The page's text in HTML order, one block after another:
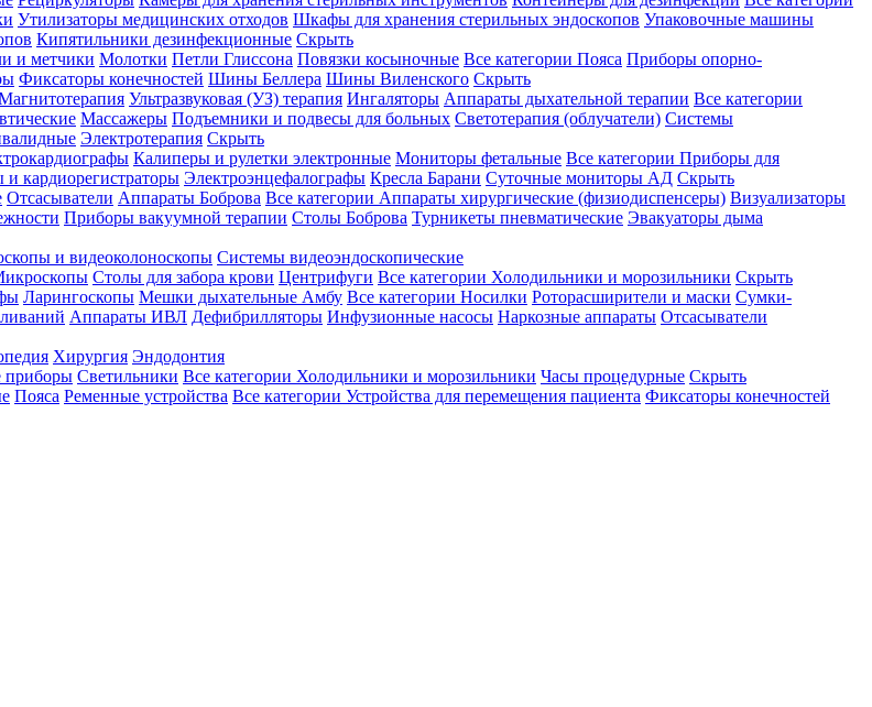
Утилизаторы медицинских отходов Шкафы для хранения стерильных эндоскопов Упаковочные машины
Кипятильники дезинфекционные Скрыть
и метчики Молотки Петли Глиссона Повязки косыночные Все категории Пояса Приборы опорно-
Фиксаторы конечностей Шины Беллера Шины Виленского Скрыть
Ультразвуковая (УЗ) терапия Ингаляторы Аппараты дыхательной терапии Все категории
Массажеры Подъемники и подвесы для больных Светотерапия (облучатели) Системы
Электротерапия Скрыть
Калиперы и рулетки электронные Мониторы фетальные Все категории Приборы для
и кардиорегистраторы Электроэнцефалографы Кресла Барани Суточные мониторы АД Скрыть
Отсасыватели Аппараты Боброва Все категории Аппараты хирургические (физиодиспенсеры) Визуализаторы
Приборы вакуумной терапии Столы Боброва Турникеты пневматические Эвакуаторы дыма
и видеоколоноскопы Системы видеоэндоскопические
Столы для забора крови Центрифуги Все категории Холодильники и морозильники Скрыть
Ларингоскопы Мешки дыхательные Амбу Все категории Носилки Роторасширители и маски Сумки-
Аппараты ИВЛ Дефибрилляторы Инфузионные насосы Наркозные аппараты Отсасыватели
Хирургия Эндодонтия
приборы Светильники Все категории Холодильники и морозильники Часы процедурные Скрыть
Пояса Ременные устройства Все категории Устройства для перемещения пациента Фиксаторы конечностей